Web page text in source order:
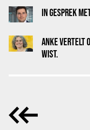
IN GESPREK
ANKE VERTELT
WIST.